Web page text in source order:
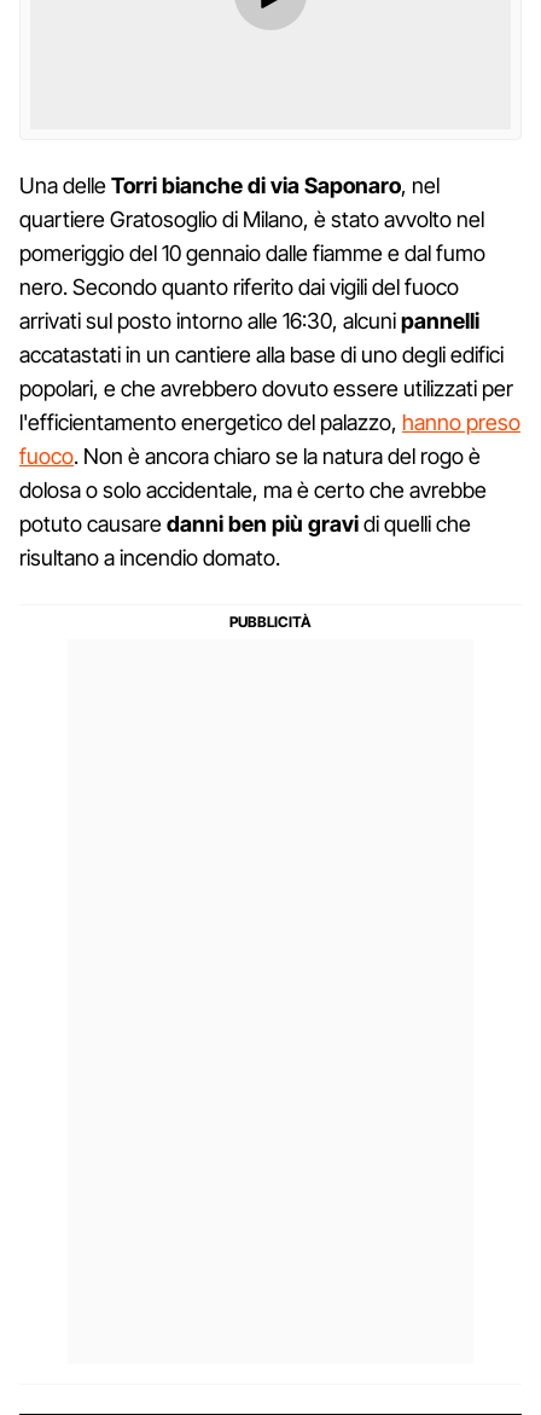
Una delleTorri bianche di via Saponaro, nel
quartiere Gratosoglio di Milano, è stato avvolto nel
pomeriggio del 10 gennaio dalle fiamme e dal fumo
nero. Secondo quanto riferito dai vigili del fuoco
arrivati sul posto intorno alle 16:30, alcunipannelli
accatastati in un cantiere alla base di uno degli edifici
popolari, e che avrebbero dovuto essere utilizzati per
l'efficientamento energetico del palazzo, hanno preso
fuoco. Non è ancora chiaro se la natura del rogo è
dolosa o solo accidentale, ma è certo che avrebbe
potuto causaredanni ben più gravidi quelli che
risultano a incendio domato.